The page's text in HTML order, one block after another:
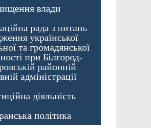
влади
рада з питань
української
та громадянської
при Білгород-
районній
адміністрації
діяльність
політика